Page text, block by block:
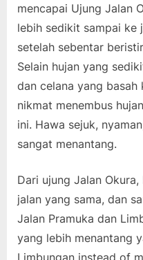
mencapai Ujung Jalan
lebih sedikit sampai ke
setelah sebentar
Selain hujan yang
dan celana yang
nikmat menembus
ini. Hawa sejuk,
sangat menantang.
Dari ujung Jalan
jalan yang sama, dan
Jalan Pramuka dan
yang lebih menantang
Limbungan instead of